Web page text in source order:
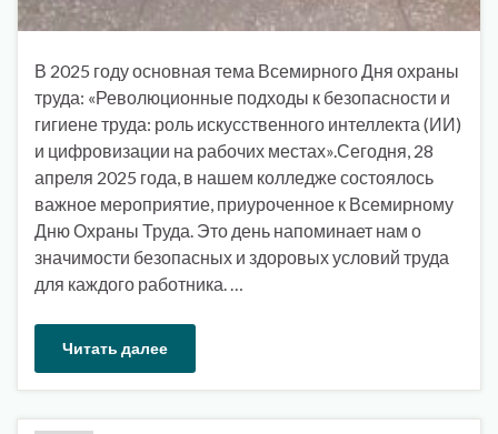
В 2025 году основная тема Всемирного Дня охраны
труда: «Революционные подходы к безопасности и
гигиене труда: роль искусственного интеллекта (ИИ)
и цифровизации на рабочих местах».Сегодня, 28
апреля 2025 года, в нашем колледже состоялось
важное мероприятие, приуроченное к Всемирному
Дню Охраны Труда. Это день напоминает нам о
значимости безопасных и здоровых условий труда
для каждого работника. …
Читать далее